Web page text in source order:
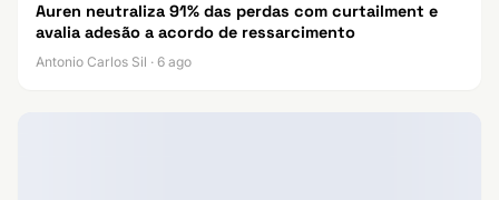
Auren neutraliza 91% das perdas com curtailment e
avalia adesão a acordo de ressarcimento
Antonio Carlos Sil · 6 ago